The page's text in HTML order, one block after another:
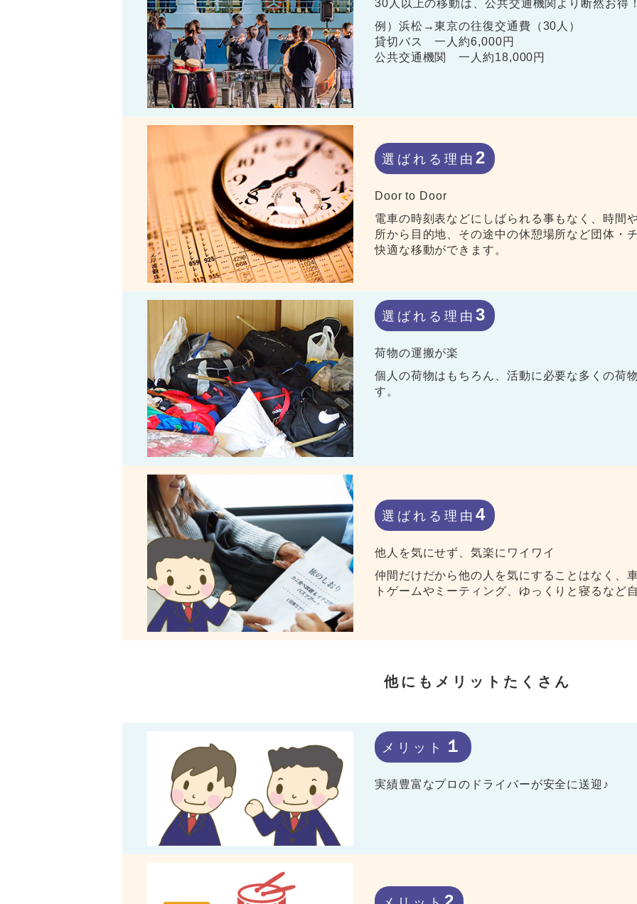
30人以上の移動は、公共交通機関より断然お得
例）浜松→東京の往復交通費（30人）
貸切バス 一人約6,000円
公共交通機関 一人約18,000円
選ばれる理由 2
Door to Door
電車の時刻表などにしばられる事もなく、時間
所から目的地、その途中の休憩場所など団体・
快適な移動ができます。
選ばれる理由 3
荷物の運搬が楽
個人の荷物はもちろん、活動に必要な多くの荷
す。
選ばれる理由 4
他人を気にせず、気楽にワイワイ
仲間だけだから他の人を気にすることはなく、
トゲームやミーティング、ゆっくりと寝るなど
他にもメリット たくさん
メリット １
実績豊富なプロのドライバーが安全に送迎♪